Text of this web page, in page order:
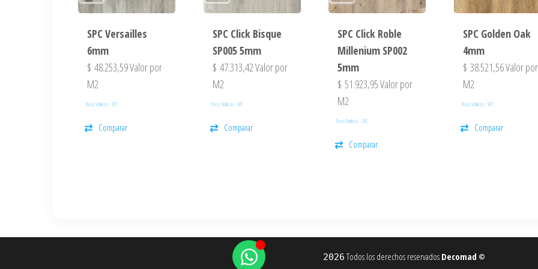
SPC Versailles
6mm
$ 48.253,59Valor por
M2
Pisos Vinilicos - SPC
Comparar
SPC Click Bisque
SP005 5mm
$ 47.313,42Valor por
M2
Pisos Vinilicos - SPC
Comparar
SPC Click Roble
Millenium SP002
5mm
$ 51.923,95Valor por
M2
Pisos Vinilicos - SPC
Comparar
SPC Golden Oak
4mm
$ 38.521,56Valor por
M2
Pisos Vinilicos - SPC
Comparar
2026 Todos los derechos reservados Decomad ©